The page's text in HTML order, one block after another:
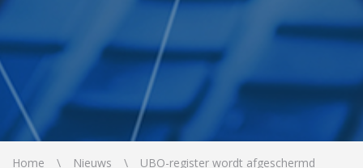
Home Nieuws UBO-register wordt afgeschermd